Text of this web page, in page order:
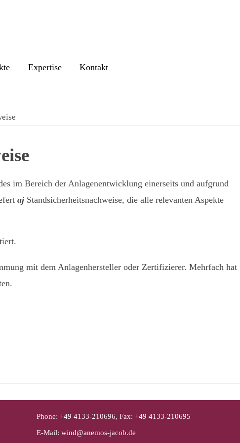
Expertise Kontakt
im Bereich der Anlagenentwicklung einerseits und aufgrund
aj Standsicherheitsnachweise, die alle relevanten Aspekte
mit dem Anlagenhersteller oder Zertifizierer. Mehrfach hat
Phone: +49 4133-210696, Fax: +49 4133-210695
E-Mail: wind@anemos-jacob.de